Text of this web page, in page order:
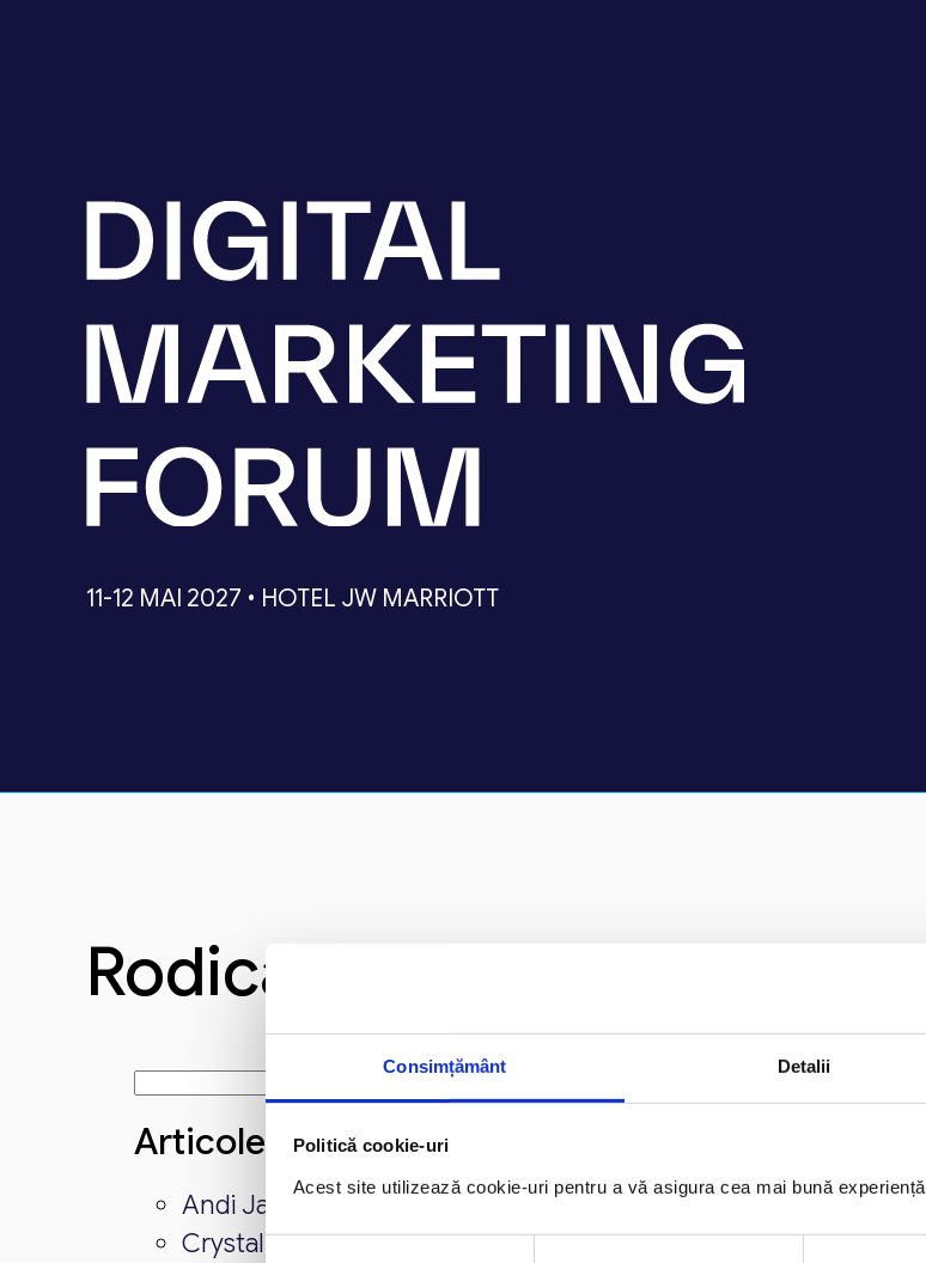
Consimțământ Detalii
Politică cookie-uri
Acest site utilizează cookie-uri pentru a vă asigura cea mai bună experiență
11-12 MAI 2027 • HOTEL JW MARRIOTT
Rodica Mihalache
Caută
Articole recente
Andi Jarvis
Crystal Carter